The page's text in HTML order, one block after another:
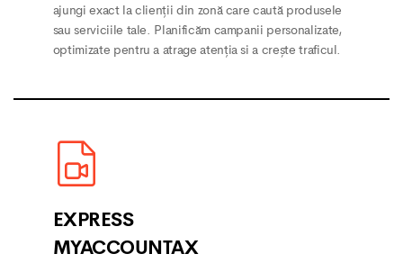
ajungi exact la clienții din zonă care caută produsele
sau serviciile tale. Planificăm campanii personalizate,
optimizate pentru a atrage atenția si a crește traficul.
EXPRESS
MYACCOUNTAX